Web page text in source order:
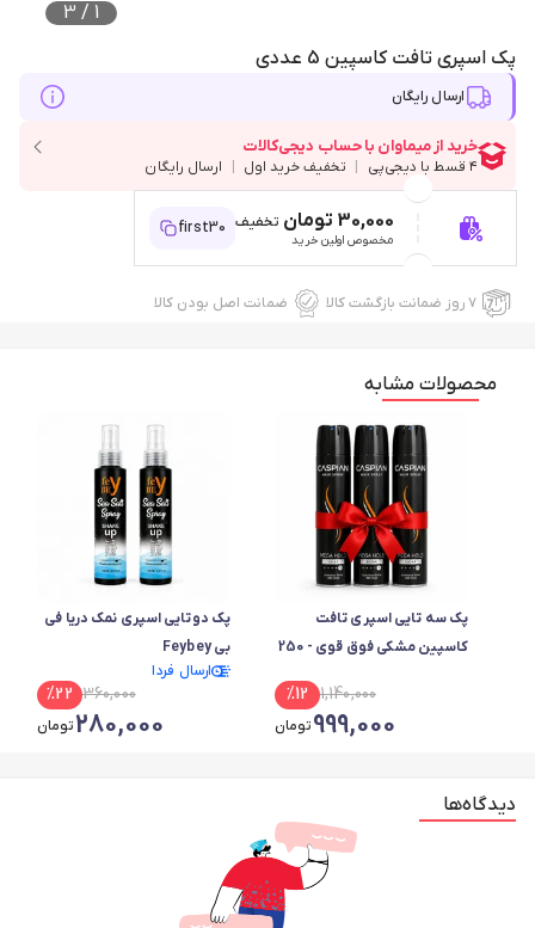
1
/
3
پک اسپری تافت کاسپین 5 عددی
ارسال رایگان
30,000 تومان تخفیف
مخصوص اولین خرید
first30
۷ روز ضمانت بازگشت کالا ضمانت اصل بودن کالا
محصولات مشابه
پک سه تایی اسپری تافت
کاسپین مشکی فوق قوی - 250
1,140,000
%12
999,000تومان
پک دوتایی اسپری نمک دریا فی
بی Feybey
ارسال فردا
360,000
%22
280,000تومان
دیدگاه‌ها